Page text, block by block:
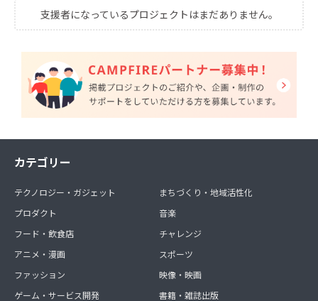
支援者になっているプロジェクトはまだありません。
カテゴリー
テクノロジー・ガジェット
プロダクト
フード・飲食店
アニメ・漫画
ファッション
ゲーム・サービス開発
まちづくり・地域活性化
音楽
チャレンジ
スポーツ
映像・映画
書籍・雑誌出版